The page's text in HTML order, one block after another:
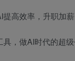
高效率，升职加薪
，做AI时代的超